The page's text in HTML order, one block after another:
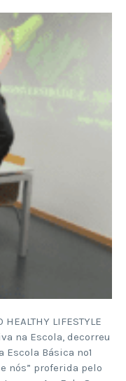
LIFESTYLE
na Escola, decorreu
Básica nº1
nós” proferida pelo